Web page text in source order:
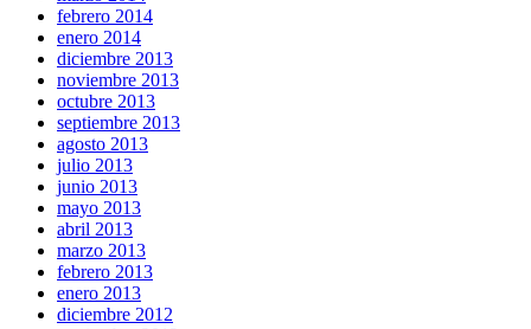
febrero 2014
enero 2014
diciembre 2013
noviembre 2013
octubre 2013
septiembre 2013
agosto 2013
julio 2013
junio 2013
mayo 2013
abril 2013
marzo 2013
febrero 2013
enero 2013
diciembre 2012